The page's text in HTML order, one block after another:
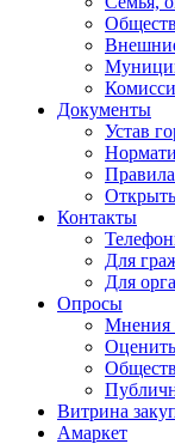
Документы
Устав
Правила
Контакты
Для
Для
Опросы
Мнения
Витрина
Амаркет